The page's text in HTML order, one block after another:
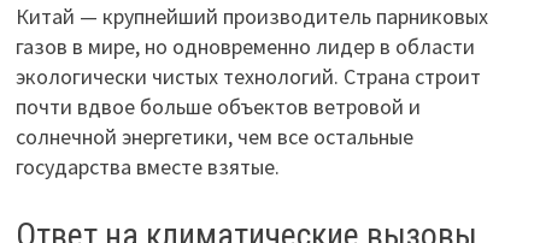
Китай — крупнейший производитель парниковых
газов в мире, но одновременно лидер в области
экологически чистых технологий. Страна строит
почти вдвое больше объектов ветровой и
солнечной энергетики, чем все остальные
государства вместе взятые.
Ответ на климатические вызовы